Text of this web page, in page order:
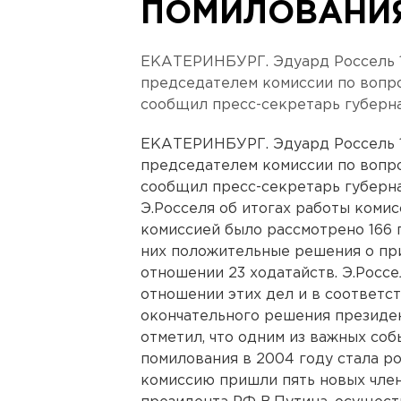
ЕКАТЕРИНБУРГ. Эдуард Россель
председателем комиссии по
сообщил пресс-секретарь
ЕКАТЕРИНБУРГ. Эдуард Россель
председателем комиссии по
сообщил пресс-секретарь
Э.Росселя об итогах работы
комиссией было рассмотрено
них положительные решения о
отношении 23 ходатайств.
отношении этих дел и в
окончательного решения
отметил, что одним из важных
помилования в 2004 году стала
комиссию пришли пять новых